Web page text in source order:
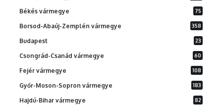
Békés vármegye 75
Borsod-Abaúj-Zemplén vármegye 358
Budapest 23
Csongrád-Csanád vármegye 60
Fejér vármegye 108
Győr-Moson-Sopron vármegye 183
Hajdú-Bihar vármegye 82